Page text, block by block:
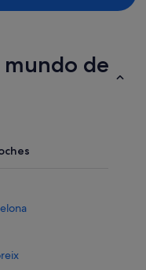
mundo de